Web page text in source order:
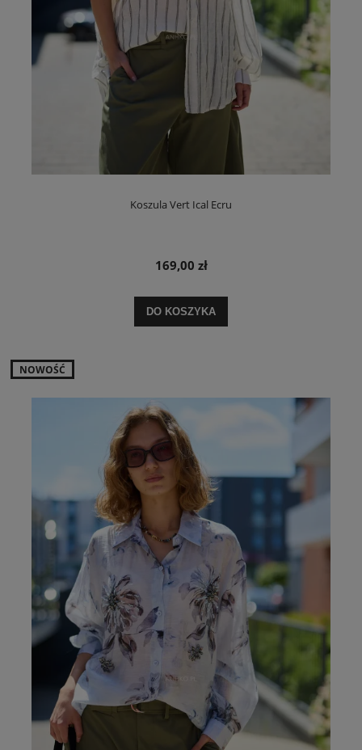
Koszula Vert Ical Ecru
169,00 zł
DO KOSZYKA
NOWOŚĆ